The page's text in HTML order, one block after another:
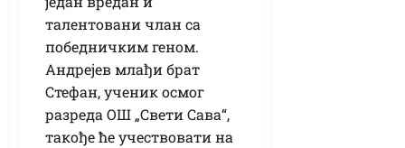
талентовани члан са
победничким геном.
Андрејев млађи брат
Стефан, ученик осмог
разреда ОШ „Свети Сава“,
такође ће учествовати на